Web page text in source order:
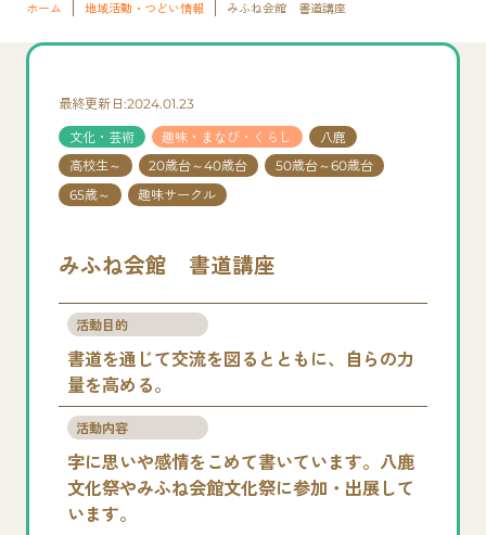
ホーム 地域活動・つどい情報 みふね会館 書道講座
最終更新日:2024.01.23
文化・芸術 趣味・まなび・くらし
八鹿
高校生～
20歳台～40歳台
50歳台～60歳台
65歳～
趣味サークル
みふね会館 書道講座
活動目的
書道を通じて交流を図るとともに、自らの力
量を高める。
活動内容
字に思いや感情をこめて書いています。八鹿
文化祭やみふね会館文化祭に参加・出展して
います。